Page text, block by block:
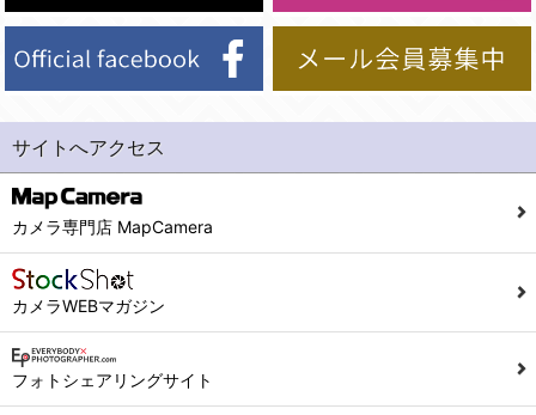
サイトへアクセス
カメラ専門店 MapCamera
カメラWEBマガジン
フォトシェアリングサイト